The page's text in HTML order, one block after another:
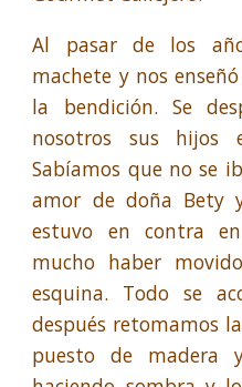
Al pasar de los
machete y nos
la bendición. Se
nosotros sus hijos
Sabíamos que no se
amor de doña Bety
estuvo en contra
mucho haber
esquina. Todo se
después retomamos
puesto de madera